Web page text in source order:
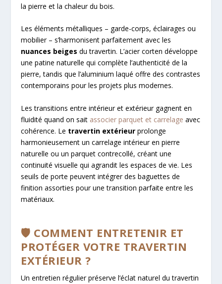
la pierre et la chaleur du bois.
Les éléments métalliques – garde-corps, éclairages ou
mobilier – s’harmonisent parfaitement avec les
nuances beiges du travertin. L’acier corten développe
une patine naturelle qui complète l’authenticité de la
pierre, tandis que l’aluminium laqué offre des contrastes
contemporains pour les projets plus modernes.
Les transitions entre intérieur et extérieur gagnent en
fluidité quand on sait associer parquet et carrelage avec
cohérence. Le travertin extérieur prolonge
harmonieusement un carrelage intérieur en pierre
naturelle ou un parquet contrecollé, créant une
continuité visuelle qui agrandit les espaces de vie. Les
seuils de porte peuvent intégrer des baguettes de
finition assorties pour une transition parfaite entre les
matériaux.
🛡️ COMMENT ENTRETENIR ET
PROTÉGER VOTRE TRAVERTIN
EXTÉRIEUR ?
Un entretien régulier préserve l’éclat naturel du travertin